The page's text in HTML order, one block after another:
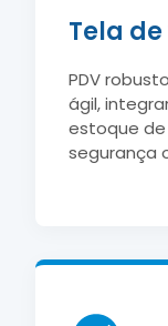
Tela
PDV
ágil,
estoque
segurança